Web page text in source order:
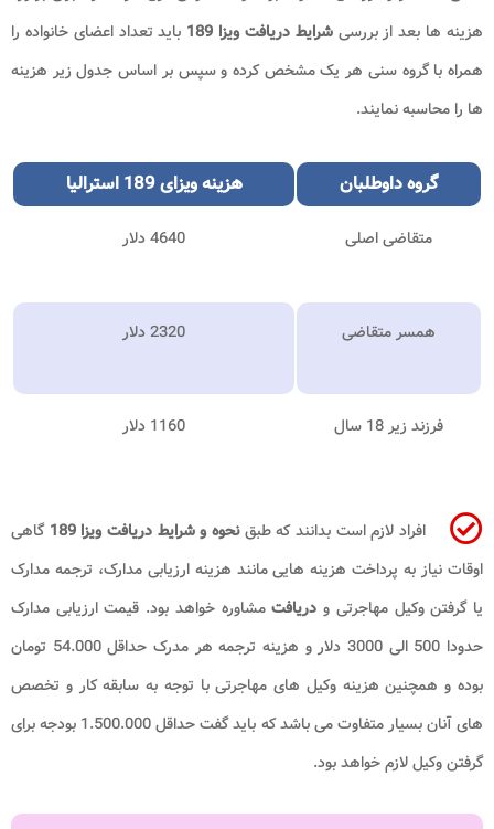
هزینه ها بعد از بررسیشرایط دریافت ویزا 189
باید تعداد اعضای خانواده را
همراه با گروه سنی هر یک مشخص کرده و سپس بر اساس جدول زیر هزینه
ها را محاسبه نمایند.
گروه داوطلبان هزینه ویزای 189 استرالیا
متقاضی اصلی 4640 دلار
همسر متقاضی 2320 دلار
فرزند زیر 18 سال 1160 دلار
افراد لازم است بدانند که طبقنحوه و شرایط دریافت ویزا 189
گاهی
اوقات نیاز به پرداخت هزینه هایی مانند هزینه ارزیابی مدارک، ترجمه مدارک
یا گرفتن وکیل مهاجرتی ودریافتمشاوره خواهد بود. قیمت ارزیابی مدارک
حدودا 500 الی 3000 دلار و هزینه ترجمه هر مدرک حداقل 54.000 تومان
بوده و همچنین هزینه وکیل های مهاجرتی با توجه به سابقه کار و تخصص
های آنان بسیار متفاوت می باشد که باید گفت حداقل 1.500.000 بودجه برای
گرفتن وکیل لازم خواهد بود.